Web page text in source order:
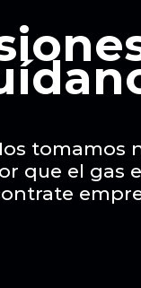
tomamos
que el gas